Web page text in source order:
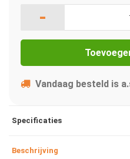
-
Vandaag besteld is
Specificaties
Beschrijving